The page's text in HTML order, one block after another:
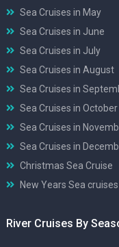
Sea Cruises in May
Sea Cruises in June
Sea Cruises in July
Sea Cruises in August
Sea Cruises in
Sea Cruises in October
Sea Cruises in
Sea Cruises in
Christmas Sea Cruise
New Years Sea cruises
River Cruises By